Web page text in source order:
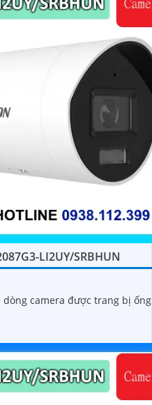
LI2UY/SRBHUN
dòng camera được trang bị